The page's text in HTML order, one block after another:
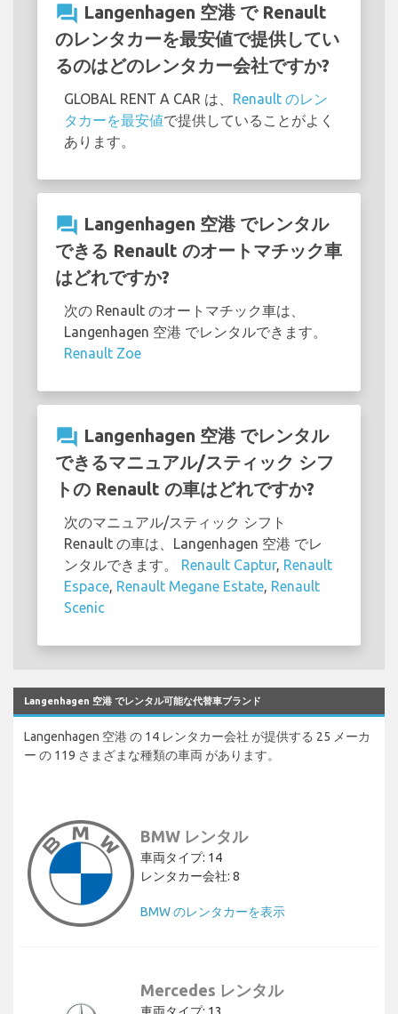
question_answer Langenhagen 空港 で Renault
のレンタカーを最安値で提供してい
るのはどのレンタカー会社ですか?
GLOBAL RENT A CAR は、 Renault のレン
タカーを最安値で提供していることがよく
あります。
question_answer Langenhagen 空港 でレンタル
できる Renault のオートマチック車
はどれですか?
次の Renault のオートマチック車は、
Langenhagen 空港 でレンタルできます。
Renault Zoe
question_answer Langenhagen 空港 でレンタル
できるマニュアル/スティック シフ
トの Renault の車はどれですか?
次のマニュアル/スティック シフト
Renault の車は、Langenhagen 空港 でレ
ンタルできます。 Renault Captur, Renault
Espace, Renault Megane Estate, Renault
Scenic
Langenhagen 空港 でレンタル可能な代替車ブランド
Langenhagen 空港 の 14 レンタカー会社 が提供する 25 メーカ
ー の 119 さまざまな種類の車両 があります。
BMW レンタル
車両タイプ: 14
レンタカー会社: 8
BMW のレンタカーを表示
Mercedes レンタル